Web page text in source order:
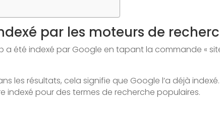
par les moteurs de
a été indexé par Google en tapant la commande «
les résultats, cela signifie que Google l’a déjà
indexé pour des termes de recherche populaires.